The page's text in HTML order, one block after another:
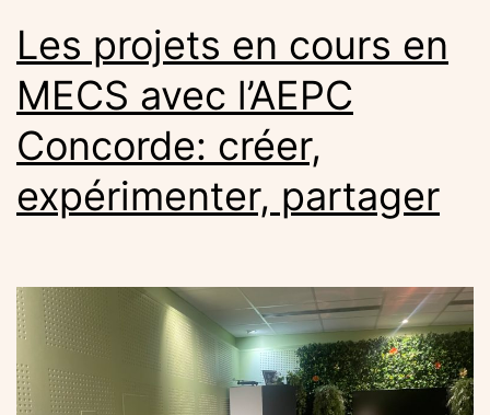
Les projets en cours en
MECS avec l’AEPC
Concorde: créer,
expérimenter, partager